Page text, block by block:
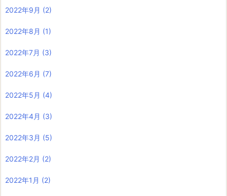
2022年9月 (2)
2022年8月 (1)
2022年7月 (3)
2022年6月 (7)
2022年5月 (4)
2022年4月 (3)
2022年3月 (5)
2022年2月 (2)
2022年1月 (2)